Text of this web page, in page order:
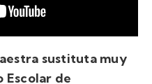
sustituta muy
de